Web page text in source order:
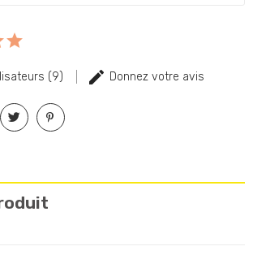
(9) Donnez votre avis